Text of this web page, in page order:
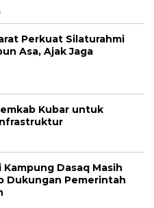
Perkuat Silaturahmi
Asa, Ajak Jaga
Kubar untuk
Dasaq Masih
Dukungan Pemerintah